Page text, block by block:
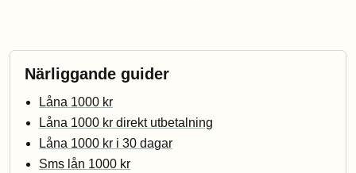
Närliggande guider
Låna 1000 kr
Låna 1000 kr direkt utbetalning
Låna 1000 kr i 30 dagar
Sms lån 1000 kr